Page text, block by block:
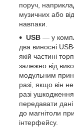
поруч,
музичних або
навпаки.
USB — у
два виносні
якій частині
залежно від
модульним
разі, якщо він
разі
передавати
до магнітоли
інтерфейсу.